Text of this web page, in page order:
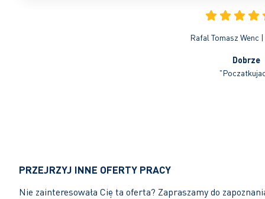
Rafal Tomasz Wenc |
Dobrze
PRZEJRZYJ INNE OFERTY PRACY
Nie zainteresowała Cię ta oferta? Zapraszamy do